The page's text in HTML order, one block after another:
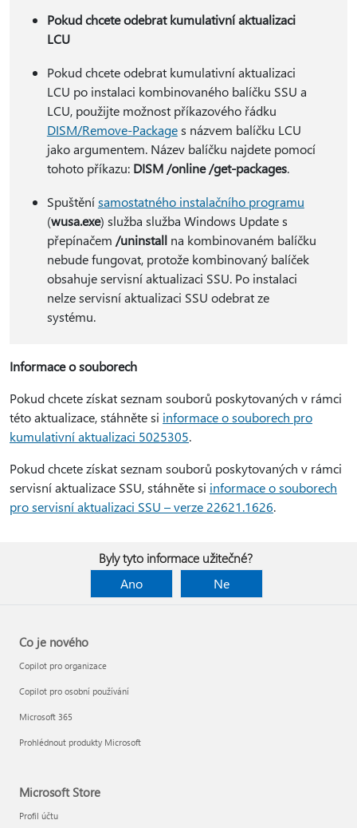
Pokud chcete odebrat kumulativní aktualizaci
LCU
Pokud chcete odebrat kumulativní aktualizaci
LCU po instalaci kombinovaného balíčku SSU a
LCU, použijte možnost příkazového řádku
DISM/Remove-Packages názvem balíčku LCU
jako argumentem. Název balíčku najdete pomocí
tohoto příkazu: DISM /online /get-packages.
Spuštěnísamostatného instalačního programu
(wusa.exe) služba služba Windows Update s
přepínačem /uninstallna kombinovaném balíčku
nebude fungovat, protože kombinovaný balíček
obsahuje servisní aktualizaci SSU. Po instalaci
nelze servisní aktualizaci SSU odebrat ze
systému.
Informace o souborech
Pokud chcete získat seznam souborů poskytovaných v rámci
této aktualizace, stáhněte si informace o souborech pro
kumulativní aktualizaci 5025305.
Pokud chcete získat seznam souborů poskytovaných v rámci
servisní aktualizace SSU, stáhněte si informace o souborech
pro servisní aktualizaci SSU – verze 22621.1626.
Byly tyto informace užitečné?
Ano
Ne
Co je nového
Copilot pro organizace
Copilot pro osobní používání
Microsoft 365
Prohlédnout produkty Microsoft
Microsoft Store
Profil účtu